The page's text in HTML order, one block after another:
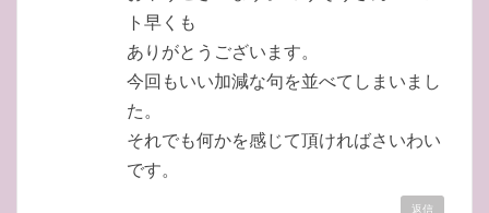
ト早くも
ありがとうございます。
今回もいい加減な句を並べてしまいまし
た。
それでも何かを感じて頂ければさいわい
です。
返信